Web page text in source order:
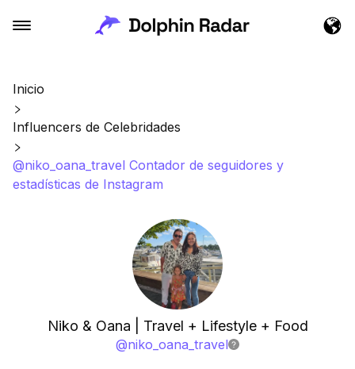
Inicio
Influencers de Celebridades
@niko_oana_travel Contador de seguidores y
estadísticas de Instagram
Niko & Oana | Travel + Lifestyle + Food
@niko_oana_travel